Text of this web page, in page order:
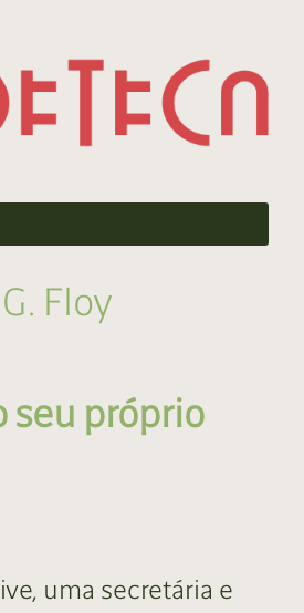
G. Floy
seu próprio
uma secretária e